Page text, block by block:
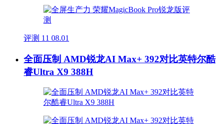
评测 11 08.01
全面压制 AMD锐龙AI Max+ 392对比英特尔酷
睿Ultra X9 388H